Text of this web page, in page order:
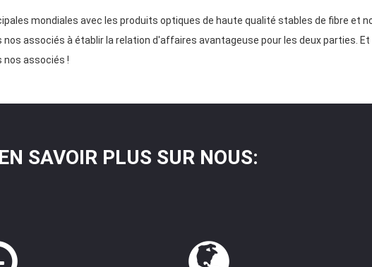
mondiales avec les produits optiques de haute qualité stables de fibre et
associés à établir la relation d'affaires avantageuse pour les deux parties.
nos associés !
SAVOIR PLUS SUR NOUS: